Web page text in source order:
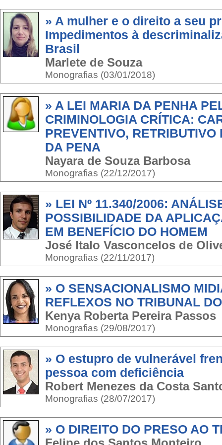
» A mulher e o direito a seu
Impedimentos à
Brasil
Marlete de Souza
Monografias (03/01/2018)
» A LEI MARIA DA PENHA
CRIMINOLOGIA CRÍTICA:
PREVENTIVO, RETRIBUTIVO
DA PENA
Nayara de Souza Barbosa
Monografias (22/12/2017)
» LEI Nº 11.340/2006:
POSSIBILIDADE DA
EM BENEFÍCIO DO HOMEM
José Italo Vasconcelos de
Monografias (22/11/2017)
» O SENSACIONALISMO
REFLEXOS NO TRIBUNAL
Kenya Roberta Pereira Passos
Monografias (29/08/2017)
» O estupro de vulnerável
pessoa com deficiência
Robert Menezes da Costa
Monografias (28/07/2017)
» O DIREITO DO PRESO AO